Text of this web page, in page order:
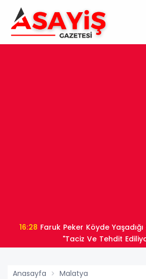
16:28
"Taciz Ve Tehdit
Anasayfa Malatya